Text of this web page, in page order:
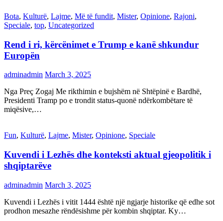
Bota, Kulturë, Lajme, Më të fundit, Mister, Opinione, Rajoni,
Speciale, top, Uncategorized
Rend i ri, kërcënimet e Trump e kanë shkundur
Europën
adminadmin March 3, 2025
Nga Preç Zogaj Me rikthimin e bujshëm në Shtëpinë e Bardhë,
Presidenti Tramp po e trondit status-quonë ndërkombëtare të
miqësive,…
Fun, Kulturë, Lajme, Mister, Opinione, Speciale
Kuvendi i Lezhës dhe konteksti aktual gjeopolitik i
shqiptarëve
adminadmin March 3, 2025
Kuvendi i Lezhës i vitit 1444 është një ngjarje historike që edhe sot
prodhon mesazhe rëndësishme për kombin shqiptar. Ky…